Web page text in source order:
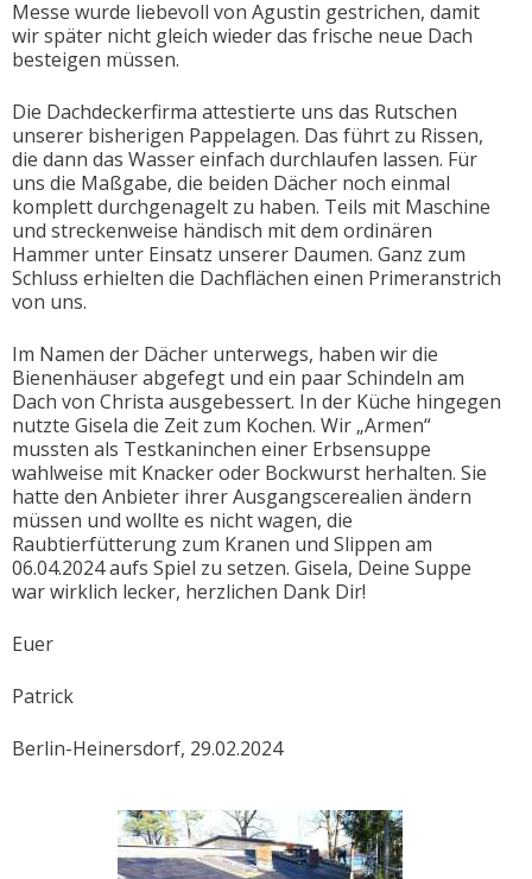
Messe wurde liebevoll von Agustin gestrichen, damit
wir später nicht gleich wieder das frische neue Dach
besteigen müssen.
Die Dachdeckerfirma attestierte uns das Rutschen
unserer bisherigen Pappelagen. Das führt zu Rissen,
die dann das Wasser einfach durchlaufen lassen. Für
uns die Maßgabe, die beiden Dächer noch einmal
komplett durchgenagelt zu haben. Teils mit Maschine
und streckenweise händisch mit dem ordinären
Hammer unter Einsatz unserer Daumen. Ganz zum
Schluss erhielten die Dachflächen einen Primeranstrich
von uns.
Im Namen der Dächer unterwegs, haben wir die
Bienenhäuser abgefegt und ein paar Schindeln am
Dach von Christa ausgebessert. In der Küche hingegen
nutzte Gisela die Zeit zum Kochen. Wir „Armen“
mussten als Testkaninchen einer Erbsensuppe
wahlweise mit Knacker oder Bockwurst herhalten. Sie
hatte den Anbieter ihrer Ausgangscerealien ändern
müssen und wollte es nicht wagen, die
Raubtierfütterung zum Kranen und Slippen am
06.04.2024 aufs Spiel zu setzen. Gisela, Deine Suppe
war wirklich lecker, herzlichen Dank Dir!
Euer
Patrick
Berlin-Heinersdorf, 29.02.2024